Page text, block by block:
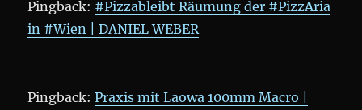
Pingback: #Pizzableibt Räumung der #PizzAria
in #Wien | DANIEL WEBER
Pingback:Praxis mit Laowa 100mm Macro |